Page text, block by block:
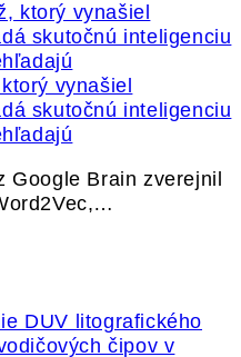
vynašiel
skutočnú inteligenciu
Brain zverejnil